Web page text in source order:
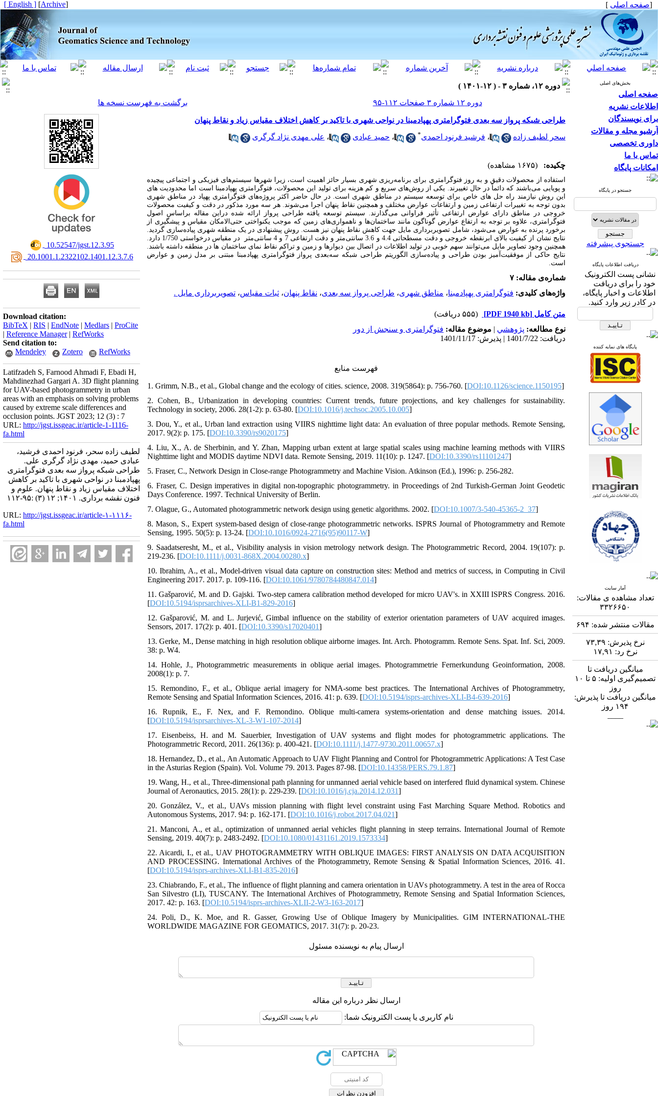
[صفحه اصلی ]
[
Archive
]
[ English ]
بخش‌های اصلی
صفحه اصلی
اطلاعات نشریه
برای نویسندگان
آرشیو مجله و مقالات
داوری تخصصی
تماس با ما
امکانات پایگاه
جستجو در پایگاه
جستجوی پیشرفته
دریافت اطلاعات پایگاه
نشانی پست الکترونیک
خود را برای دریافت
اطلاعات و اخبار پایگاه،
در کادر زیر وارد کنید.
پایگاه های نمایه کننده
آمار سایت
تعداد مشاهده ی مقالات:
۳۳۲۶۶۵۰
مقالات منتشر شده: ۶۹۴
نرخ پذیرش: ۷۳,۳۹
نرخ رد: ۱۷,۹۱
میانگین دریافت تا
تصمیم‌گیری اولیه: ۵ تا ۱۰
روز
میانگین دریافت تا پذیرش:
۱۹۴ روز
دوره ۱۲، شماره ۳ - ( ۱۲-۱۴۰۱ )
دوره ۱۲ شماره ۳ صفحات ۱۱۲-۹۵
برگشت به فهرست نسخه ها
طراحی شبکه پرواز سه بعدی فتوگرامتری پهپادمبنا در نواحی شهری با تاکید بر کاهش اختلاف مقیاس زیاد و نقاط پنهان
سحر لطیف زاده ، فرشید فرنود احمدی* ، حمید عبادی ، علی مهدی نژاد گرگری
چکیده: (۱۶۷۵ مشاهده)
استفاده از محصولات دقیق و به روز فتوگرامتری برای برنامه‌ریزی شهری بسیار حائز اهمیت است، زیرا شهرها سیستم‌های فیزیکی و اجتماعی پیچیده
و پویایی می‌باشند که دائماً در حال تغییرند. یکی از روش‌های سریع و کم هزینه برای تولید این محصولات، ﻓﺘﻮﮔﺮاﻣﺘﺮی ﭘﻬﭙﺎدﻣﺒﻨﺎ
است اما محدودیت های
این روش نیازمند راه حل های خاص برای توسعه سیستم در مناطق شهری است.در حال حاضر اکثر پروژه‌های فتوگرامتری پهپاد در مناطق شهری
بدون توجه به تغییرات ارتفاعی زمین و ارتفاعات عوارض مختلف و همچنین نقاط پنهان اجرا می‌شوند. هر سه مورد مذکور در دقت و کیفیت محصولات
خروجی در مناطق دارای عوارض ارتفاعی تأثیر فراوانی می‌گذارند. سیستم توسعه یافته طراحی پرواز ارائه شده دراین مقاله براساس اصول
فتوگرامتری، علاوه بر توجه به ارتفاع عوارض گوناگون مانند ساختمان‌ها و ناهمواری‌های زمین که موجب یکنواختی حتی‌الامکان مقیاس و پیشگیری از
برخورد پرنده به عوارض می‌شود، شامل تصویربرداری مایل جهت کاهش نقاط پنهان نیز هست. روش پیشنهادی در یک منطقه شهری پیاده‌سازی گردید.
نتایج نشان از کیفیت بالای ابرنقطه خروجی و دقت مسطحاتی 4.4 و 3.6 سانتی‌متر و دقت ارتفاعی 7 و 4 سانتی‌متر
در مقیاس درخواستی 1/750 دارد.
همچنین وجود تصاویر مایل می‌توانند سهم خوبی در تولید اطلاعات در اتصال بین دیوارها و زمین و تراکم نقاط نمای ساختمان ها در منطقه داشته باشند.
نتایج حاکی از موفقیت‌آمیز بودن طراحی و پیاده‌سازی الگوریتم طراحی شبکه سه‌بعدی پرواز فتوگرامتری پهپادمبنا مبتنی بر مدل زمین و عوارض
است.
شماره‌ی مقاله: ۷
واژه‌های کلیدی: فتوگرامتری پهپادمبنا، مناطق شهری، طراحی پرواز سه بعدی، نقاط پنهان، ثبات مقیاس، تصویربرداری مایل .
متن کامل [PDF 1940 kb]
(۵۵۵ دریافت)
نوع مطالعه: پژوهشي | موضوع مقاله: فتوگرامتری و سنجش از دور
دریافت: 1401/7/22 | پذیرش: 1401/11/17
فهرست منابع
1. Grimm, N.B., et al., Global change and the ecology of cities. science, 2008. 319(5864): p. 756-760. [DOI:10.1126/science.1150195]
2. Cohen, B., Urbanization in developing countries: Current trends, future projections, and key challenges for sustainability.
Technology in society, 2006. 28(1-2): p. 63-80. [DOI:10.1016/j.techsoc.2005.10.005]
3. Dou, Y., et al., Urban land extraction using VIIRS nighttime light data: An evaluation of three popular methods. Remote Sensing,
2017. 9(2): p. 175. [DOI:10.3390/rs9020175]
4. Liu, X., A. de Sherbinin, and Y. Zhan, Mapping urban extent at large spatial scales using machine learning methods with VIIRS
Nighttime light and MODIS daytime NDVI data. Remote Sensing, 2019. 11(10): p. 1247. [DOI:10.3390/rs11101247]
5. Fraser, C., Network Design in Close-range Photogrammetry and Machine Vision. Atkinson (Ed.), 1996: p. 256-282.
6. Fraser, C. Design imperatives in digital non-topographic photogrammetry. in Proceedings of 2nd Turkish-German Joint Geodetic
Days Conference. 1997. Technical University of Berlin.
7. Olague, G., Automated photogrammetric network design using genetic algorithms. 2002. [DOI:10.1007/3-540-45365-2_37]
8. Mason, S., Expert system-based design of close-range photogrammetric networks. ISPRS Journal of Photogrammetry and Remote
Sensing, 1995. 50(5): p. 13-24. [DOI:10.1016/0924-2716(95)90117-W]
9. Saadatseresht, M., et al., Visibility analysis in vision metrology network design. The Photogrammetric Record, 2004. 19(107): p.
219-236. [DOI:10.1111/j.0031-868X.2004.00280.x]
10. Ibrahim, A., et al., Model-driven visual data capture on construction sites: Method and metrics of success, in Computing in Civil
Engineering 2017. 2017. p. 109-116. [DOI:10.1061/9780784480847.014]
11. Gašparović, M. and D. Gajski. Two-step camera calibration method developed for micro UAV's. in XXIII ISPRS Congress. 2016.
[DOI:10.5194/isprsarchives-XLI-B1-829-2016]
12. Gašparović, M. and L. Jurjević, Gimbal influence on the stability of exterior orientation parameters of UAV acquired images.
Sensors, 2017. 17(2): p. 401. [DOI:10.3390/s17020401]
13. Gerke, M., Dense matching in high resolution oblique airborne images. Int. Arch. Photogramm. Remote Sens. Spat. Inf. Sci, 2009.
38: p. W4.
14. Hohle, J., Photogrammetric measurements in oblique aerial images. Photogrammetrie Fernerkundung Geoinformation, 2008.
2008(1): p. 7.
15. Remondino, F., et al., Oblique aerial imagery for NMA-some best practices. The International Archives of Photogrammetry,
Remote Sensing and Spatial Information Sciences, 2016. 41: p. 639. [DOI:10.5194/isprs-archives-XLI-B4-639-2016]
16. Rupnik, E., F. Nex, and F. Remondino. Oblique multi-camera systems-orientation and dense matching issues. 2014.
[DOI:10.5194/isprsarchives-XL-3-W1-107-2014]
17. Eisenbeiss, H. and M. Sauerbier, Investigation of UAV systems and flight modes for photogrammetric applications. The
Photogrammetric Record, 2011. 26(136): p. 400-421. [DOI:10.1111/j.1477-9730.2011.00657.x]
18. Hernandez, D., et al., An Automatic Approach to UAV Flight Planning and Control for Photogrammetric Applications: A Test Case
in the Asturias Region (Spain). Vol. Volume 79. 2013. Pages 87-98. [DOI:10.14358/PERS.79.1.87]
19. Wang, H., et al., Three-dimensional path planning for unmanned aerial vehicle based on interfered fluid dynamical system. Chinese
Journal of Aeronautics, 2015. 28(1): p. 229-239. [DOI:10.1016/j.cja.2014.12.031]
20. González, V., et al., UAVs mission planning with flight level constraint using Fast Marching Square Method. Robotics and
Autonomous Systems, 2017. 94: p. 162-171. [DOI:10.1016/j.robot.2017.04.021]
21. Manconi, A., et al., optimization of unmanned aerial vehicles flight planning in steep terrains. International Journal of Remote
Sensing, 2019. 40(7): p. 2483-2492. [DOI:10.1080/01431161.2019.1573334]
22. Aicardi, I., et al., UAV PHOTOGRAMMETRY WITH OBLIQUE IMAGES: FIRST ANALYSIS ON DATA ACQUISITION
AND PROCESSING. International Archives of the Photogrammetry, Remote Sensing & Spatial Information Sciences, 2016. 41.
[DOI:10.5194/isprs-archives-XLI-B1-835-2016]
23. Chiabrando, F., et al., The influence of flight planning and camera orientation in UAVs photogrammetry. A test in the area of Rocca
San Silvestro (LI), TUSCANY. The International Archives of Photogrammetry, Remote Sensing and Spatial Information Sciences,
2017. 42: p. 163. [DOI:10.5194/isprs-archives-XLII-2-W3-163-2017]
24. Poli, D., K. Moe, and R. Gasser, Growing Use of Oblique Imagery by Municipalities. GIM INTERNATIONAL-THE
WORLDWIDE MAGAZINE FOR GEOMATICS, 2017. 31(7): p. 20-23.
ارسال پیام به نویسنده مسئول
ارسال نظر درباره این مقاله
نام کاربری یا پست الکترونیک شما:
‎ 10.52547/jgst.12.3.95
‎ 20.1001.1.2322102.1401.12.3.7.6
Download citation:
BibTeX | RIS | EndNote | Medlars | ProCite
| Reference Manager| RefWorks
Send citation to:
Mendeley
Zotero RefWorks
Latifzadeh S, Farnood Ahmadi F, Ebadi H,
Mahdinezhad Gargari A. 3D flight planning
for UAV-based photogrammetry in urban
areas with an emphasis on solving problems
caused by extreme scale differences and
occlusion points. JGST 2023; 12 (3) : 7
URL: http://jgst.issgeac.ir/article-1-1116-
fa.html
لطیف زاده سحر، فرنود احمدی فرشید،
عبادی حمید، مهدی نژاد گرگری علی.
طراحی شبکه پرواز سه بعدی فتوگرامتری
پهپادمبنا در نواحی شهری با تاکید بر کاهش
اختلاف مقیاس زیاد و نقاط پنهان. علوم و
فنون نقشه برداری. ۱۴۰۱; ۱۲ (۳) :۹۵-۱۱۲
URL: http://jgst.issgeac.ir/article-۱-۱۱۱۶-
fa.html